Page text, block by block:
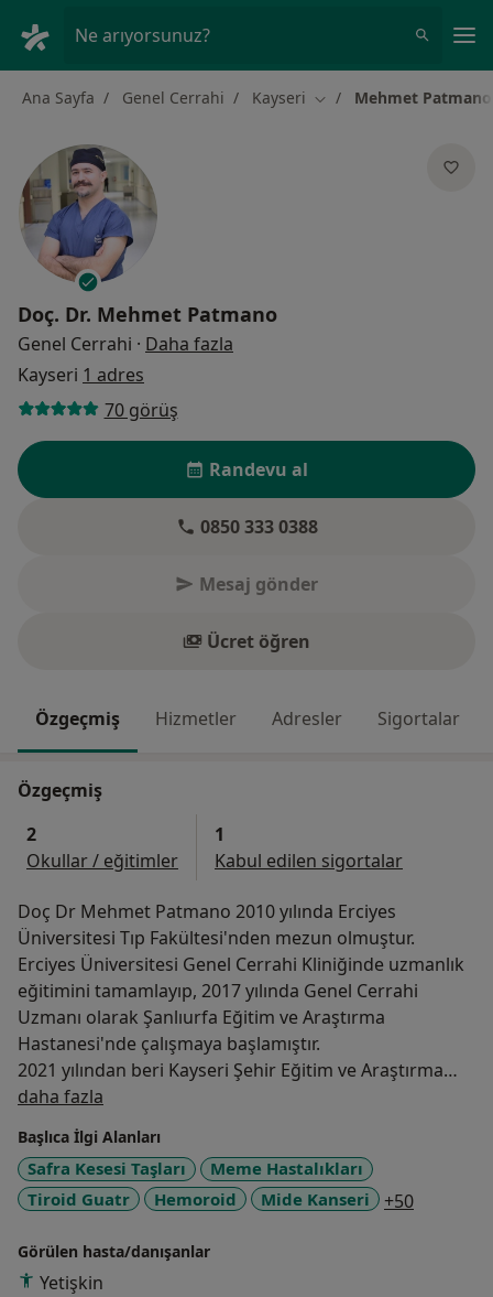
Ne arıyorsunuz?
Ana Sayfa Genel Cerrahi Kayseri Şehir değiştir
Mehmet Patmano
Doç. Dr. Mehmet Patmano
Genel Cerrahi · Daha fazla
Kayseri 1 adres
70 görüş
Randevu al
0850 333 0388
Mesaj gönder
Ücret öğren
Özgeçmiş Hizmetler Adresler Sigortalar
Özgeçmiş
2
Okullar / eğitimler
1
Kabul edilen sigortalar
Doç Dr Mehmet Patmano 2010 yılında Erciyes
Üniversitesi Tıp Fakültesi'nden mezun olmuştur.
Erciyes Üniversitesi Genel Cerrahi Kliniğinde uzmanlık
eğitimini tamamlayıp, 2017 yılında Genel Cerrahi
Uzmanı olarak Şanlıurfa Eğitim ve Araştırma
Hastanesi'nde çalışmaya başlamıştır.
2021 yılından beri Kayseri Şehir Eğitim ve Araştırma
Hastanesi'nde çalışmaktadır. 2023 yılında aynı
hastanede Doçentlik unvanı almıştır.
daha fazla
Başlıca İlgi Alanları
Safra Kesesi Taşları
Meme Hastalıkları
Tiroid Guatr
Hemoroid Mide Kanseri +50
Görülen hasta/danışanlar
Yetişkin